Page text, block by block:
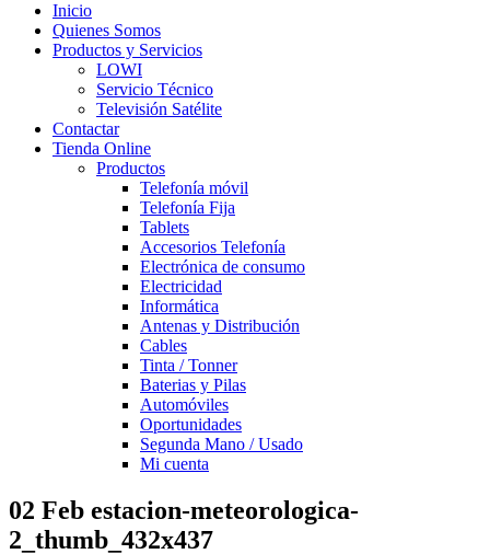
Inicio
Quienes Somos
Productos y Servicios
LOWI
Servicio Técnico
Televisión Satélite
Contactar
Tienda Online
Productos
Telefonía móvil
Telefonía Fija
Tablets
Accesorios Telefonía
Electrónica de consumo
Electricidad
Informática
Antenas y Distribución
Cables
Tinta / Tonner
Baterias y Pilas
Automóviles
Oportunidades
Segunda Mano / Usado
Mi cuenta
02 Feb estacion-meteorologica-
2_thumb_432x437